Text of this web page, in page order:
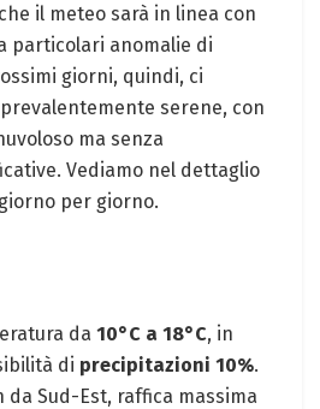
il meteo sarà in linea con
particolari anomalie di
giorni, quindi, ci
serene, con
ma senza
Vediamo nel dettaglio
per giorno.
da 10°C a 18°C, in
di precipitazioni 10%.
Sud-Est, raffica massima